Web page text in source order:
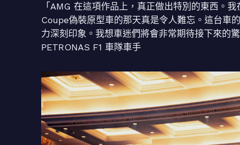
「AMG 在這項作品上，真正做出特別的東西
Coupe偽裝原型車的那天真是令人難忘。這台車
力深刻印象。我想車迷們將會非常期待接下來
PETRONAS F1 車隊車手